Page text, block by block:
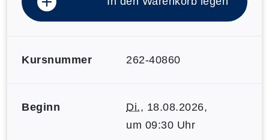
Kursnummer 262-40860
Beginn Di., 18.08.2026,
um 09:30 Uhr